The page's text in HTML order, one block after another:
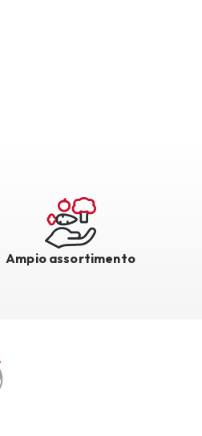
Ampio assortimento